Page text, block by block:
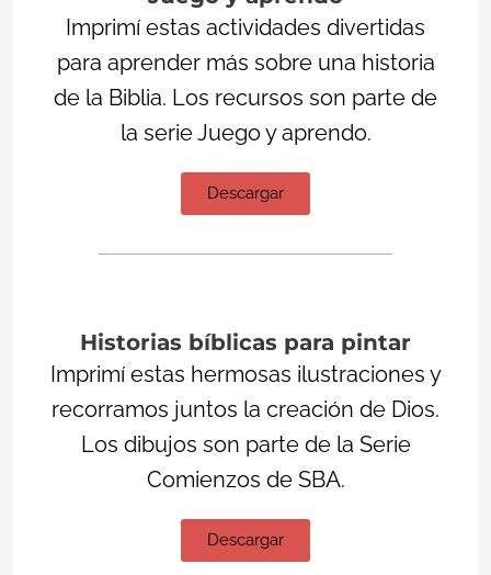
Imprimí estas actividades divertidas
para aprender más sobre una historia
de la Biblia. Los recursos son parte de
la serie Juego y aprendo.
Descargar
Historias bíblicas para pintar
Imprimí estas hermosas ilustraciones y
recorramos juntos la creación de Dios.
Los dibujos son parte de la Serie
Comienzos de SBA.
Descargar